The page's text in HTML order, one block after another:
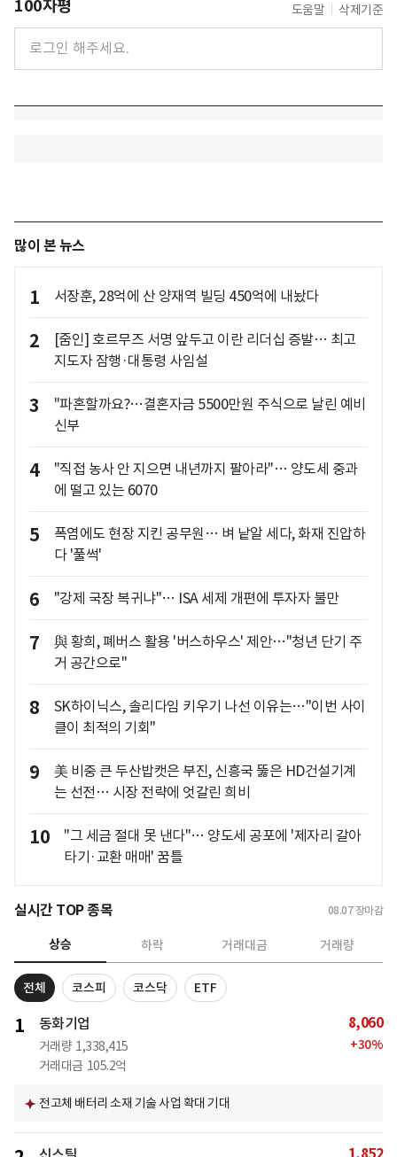
100자평 도움말 삭제기준
많이 본 뉴스
1 서장훈, 28억에 산 양재역 빌딩 450억에 내놨다
2
[줌인] 호르무즈 서명 앞두고 이란 리더십 증발… 최고
지도자 잠행·대통령 사임설
3
"파혼할까요?…결혼자금 5500만원 주식으로 날린 예비
신부
4
"직접 농사 안 지으면 내년까지 팔아라"… 양도세 중과
에 떨고 있는 6070
5
폭염에도 현장 지킨 공무원… 벼 낱알 세다, 화재 진압하
다 '풀썩'
6 "강제 국장 복귀냐"… ISA 세제 개편에 투자자 불만
7
與 황희, 폐버스 활용 '버스하우스' 제안…"청년 단기 주
거 공간으로"
8
SK하이닉스, 솔리다임 키우기 나선 이유는…"이번 사이
클이 최적의 기회"
9
美 비중 큰 두산밥캣은 부진, 신흥국 뚫은 HD건설기계
는 선전… 시장 전략에 엇갈린 희비
10
"그 세금 절대 못 낸다"… 양도세 공포에 '제자리 갈아
타기·교환 매매' 꿈틀
실시간 TOP 종목 08.07 장마감
상승 하락 거래대금 거래량
전체 코스피 코스닥 ETF
1 동화기업
거래량 1,338,415
거래대금 105.2억
8,060
+30%
전고체 배터리 소재 기술 사업 확대 기대